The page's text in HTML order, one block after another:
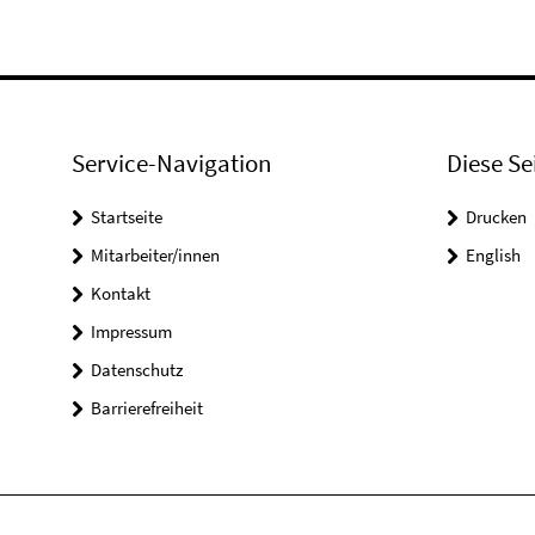
Service-Navigation
Startseite
Mitarbeiter/innen
Kontakt
Impressum
Datenschutz
Barrierefreiheit
Diese
Drucken
English